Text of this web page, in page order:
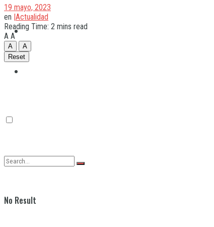
Quilmes
No Result
19 mayo, 2023
en |Actualidad
Reading Time: 2 mins read
A A
A
A
Reset